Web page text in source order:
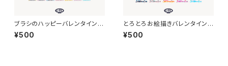
ブラシのハッピーバレンタインロ
ゴ素材【フリー素材・サムネ素
材】
¥500
とろとろお絵描きバレンタインデ
ーロゴ 【フリー素材・サムネ素
材】
¥500